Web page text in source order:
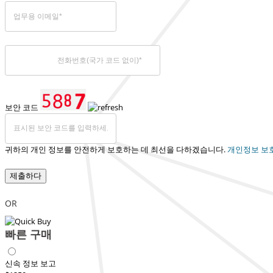
보안 코드
귀하의 개인 정보를 안전하게 보호하는 데 최선을 다하겠습니다. 개인정보 보
제출하다
OR
빠른 구매
신속 정보 보고